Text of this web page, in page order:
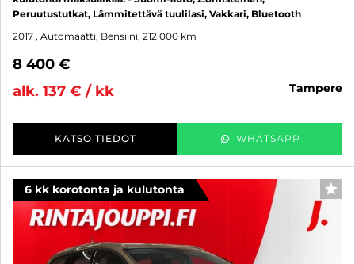
Peruutustutkat, Lämmitettävä tuulilasi, Vakkari, Bluetooth
2017 , Automaatti, Bensiini, 212 000 km
8 400 €
alk. 137 € / kk
tampere
KATSO TIEDOT WHATSAPP
6 kk korotonta ja kulutonta